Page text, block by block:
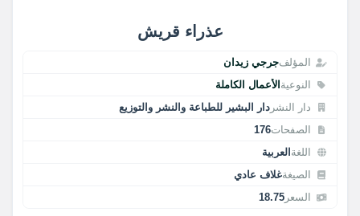
عذراء قريش
المؤلفجرجي زيدان
النوعية الأعمال الكاملة
دار النشر دار البشير للطباعة والنشر والتوزيع
الصفحات176
اللغة العربية
الصيغةغلاف عادي
السعر 18.75